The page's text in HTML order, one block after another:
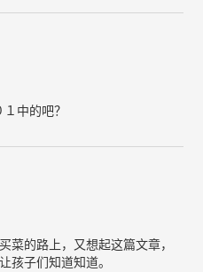
中的吧？
菜的路上，又想起这篇文章，
孩子们知道知道。